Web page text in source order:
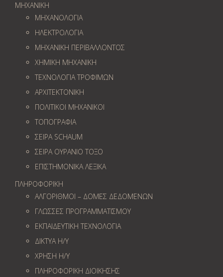
ΜΗΧΑΝΙΚΗ
ΜΗΧΑΝΟΛΟΓΙΑ
ΗΛΕΚΤΡΟΛΟΓΙΑ
ΜΗΧΑΝΙΚΗ ΠΕΡΙΒΑΛΛΟΝΤΟΣ
ΧΗΜΙΚΗ ΜΗΧΑΝΙΚΗ
ΤΕΧΝΟΛΟΓΙΑ ΤΡΟΦΙΜΩΝ
ΑΡΧΙΤΕΚΤΟΝΙΚΗ
ΠΟΛΙΤΙΚΟΙ ΜΗΧΑΝΙΚΟΙ
ΤΟΠΟΓΡΑΦΙΑ
ΣΕΙΡΑ SCHAUM
ΣΕΙΡΑ ΟΥΡΑΝΙΟ ΤΟΞΟ
ΕΠΙΣΤΗΜΟΝΙΚΑ ΛΕΞΙΚΑ
ΠΛΗΡΟΦΟΡΙΚΗ
ΑΛΓΟΡΙΘΜΟΙ – ΔΟΜΕΣ ΔΕΔΟΜΕΝΩΝ
ΓΛΩΣΣΕΣ ΠΡΟΓΡΑΜΜΑΤΙΣΜΟΥ
ΕΚΠΑΙΔΕΥΤΙΚΗ ΤΕΧΝΟΛΟΓΙΑ
ΔΙΚΤΥΑ Η/Υ
ΧΡΗΣΗ Η/Υ
ΠΛΗΡΟΦΟΡΙΚΗ ΔΙΟΙΚΗΣΗΣ